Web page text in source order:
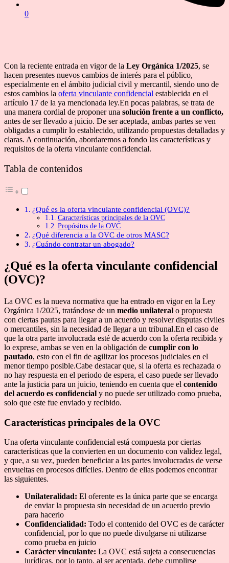
0
Con la reciente entrada en vigor de la Ley Orgánica 1/2025, se
hacen presentes nuevos cambios de interés para el público,
especialmente en el ámbito judicial civil y mercantil, siendo uno de
estos cambios la oferta vinculante confidencial establecida en el
artículo 17 de la ya mencionada ley.En pocas palabras, se trata de
una manera cordial de proponer una solución frente a un conflicto,
antes de ser llevado a juicio. De ser aceptada, ambas partes se ven
obligadas a cumplir lo establecido, utilizando propuestas detalladas y
claras. A continuación, abordaremos a fondo las características y
requisitos de la oferta vinculante confidencial.
Tabla de contenidos
¿Qué es la oferta vinculante confidencial (OVC)?
Características principales de la OVC
Propósitos de la OVC
¿Qué diferencia a la OVC de otros MASC?
¿Cuándo contratar un abogado?
¿Qué es la oferta vinculante confidencial
(OVC)?
La OVC es la nueva normativa que ha entrado en vigor en la Ley
Orgánica 1/2025, tratándose de un medio unilateral o propuesta
con ciertas pautas para llegar a un acuerdo y resolver disputas civiles
o mercantiles, sin la necesidad de llegar a un tribunal.En el caso de
que la otra parte involucrada esté de acuerdo con la oferta recibida y
lo exprese, ambas se ven en la obligación de cumplir con lo
pautado, esto con el fin de agilizar los procesos judiciales en el
menor tiempo posible.Cabe destacar que, si la oferta es rechazada o
no hay respuesta en el periodo de espera, el caso puede ser llevado
ante la justicia para un juicio, teniendo en cuenta que el contenido
del acuerdo es confidencial y no puede ser utilizado como prueba,
solo que este fue enviado y recibido.
Características principales de la OVC
Una oferta vinculante confidencial está compuesta por ciertas
características que la convierten en un documento con validez legal,
y que, a su vez, pueden beneficiar a las partes involucradas de verse
envueltas en procesos difíciles. Dentro de ellas podemos encontrar
las siguientes.
Unilateralidad: El oferente es la única parte que se encarga
de enviar la propuesta sin necesidad de un acuerdo previo
para hacerlo
Confidencialidad: Todo el contenido del OVC es de carácter
confidencial, por lo que no puede divulgarse ni utilizarse
como prueba en juicio
Carácter vinculante: La OVC está sujeta a consecuencias
jurídicas, por lo tanto, al ser aceptada, debe cumplirse